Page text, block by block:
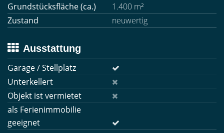
Grundstücksfläche (ca.)
1.400 m²
Zustand
neuwertig
Ausstattung
Garage / Stellplatz
Unterkellert
Objekt ist vermietet
als Ferienimmobilie
geeignet